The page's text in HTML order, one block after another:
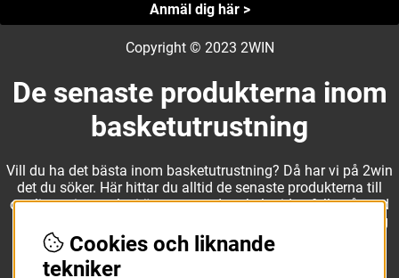
Anmäl dig här >
Copyright © 2023 2WIN
De senaste produkterna inom
basketutrustning
Vill du ha det bästa inom basketutrustning? Då har vi på 2win
det du söker. Här hittar du alltid de senaste produkterna till
otroliga priser, och vi är noga med att hela tiden fylla på med
nyheter i webbshopen. Det gör oss till ett naturligt val för dig
som vill ha utrustning som överträffar alla andra märken.
Cookies och liknande
tekniker